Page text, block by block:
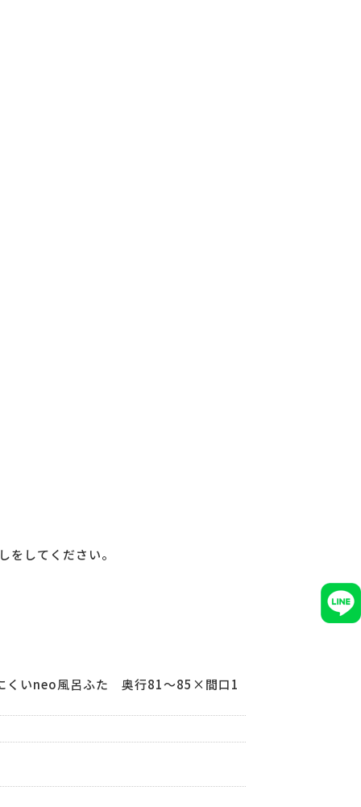
してください。
くいneo風呂ふた 奥行81～85×間口1